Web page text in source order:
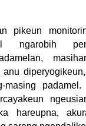
pikeun
ngarobih
masing
hareupna,